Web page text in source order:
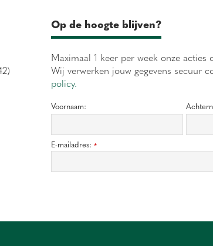
Op de hoogte blijven?
Maximaal 1 keer per week onze acties
Wij verwerken jouw gegevens secuur
policy.
Voornaam:
E-mailadres: *